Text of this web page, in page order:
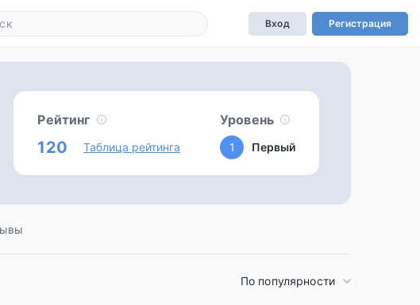
Вход Регистрация
Рейтинг
120 Таблица рейтинга
Уровень
1 Первый
По популярности